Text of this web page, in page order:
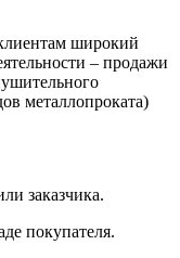
широкий
– продажи
металлопроката)
заказчика.
покупателя.